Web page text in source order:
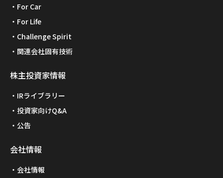
For Car
For Life
Challenge Spirit
関連会社固有技術
株主投資家情報
IRライブラリー
投資家向けQ&A
公告
会社情報
会社情報